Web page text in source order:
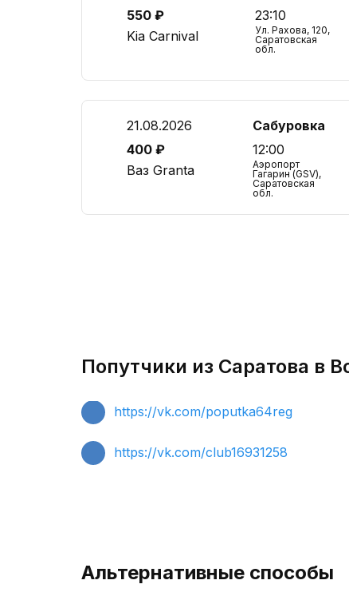
550 ₽
Kia Carnival
23:10
Ул. Рахова, 120,
Саратовская
обл.
21.08.2026
400 ₽
Ваз Granta
Сабуровка
12:00
Аэропорт
Гагарин (GSV),
Саратовская
обл.
Попутчики из Саратова в
https://vk.com/poputka64reg
https://vk.com/club16931258
Альтернативные способы